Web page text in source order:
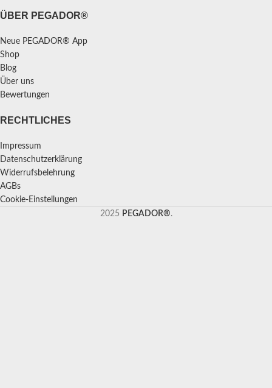
ÜBER PEGADOR®
Neue PEGADOR® App
Shop
Blog
Über uns
Bewertungen
RECHTLICHES
Impressum
Datenschutzerklärung
Widerrufsbelehrung
AGBs
Cookie-Einstellungen
2025 PEGADOR®.